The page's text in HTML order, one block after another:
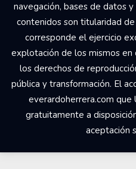
navegación, bases de datos
contenidos son titularidad
corresponde el ejercicio
explotación de los mismos en
los derechos de
pública y transformación. El
everardoherrera.com
gratuitamente a
aceptación